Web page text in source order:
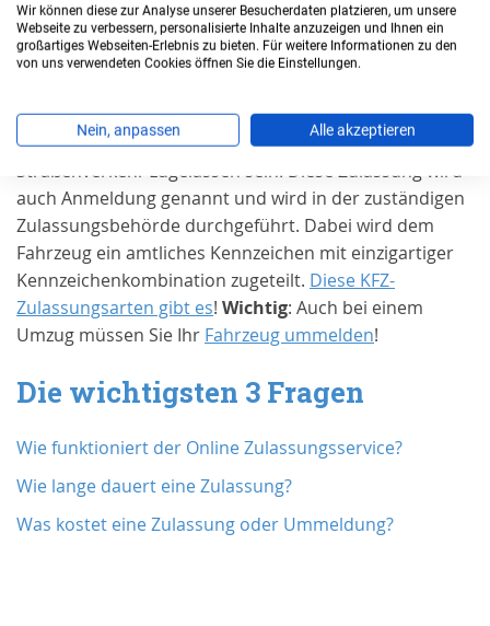
Wann benötigen Sie eine
Zulassung inErfurt, Stadt?
Grundsätzlich muss jedes Kraftfahrzeug und jeder
Anhänger für den Gebrauch im öffentlichen
Straßenverkehr zugelassen sein. Diese Zulassung wird
auch Anmeldung genannt und wird in der zuständigen
Zulassungsbehörde durchgeführt. Dabei wird dem
Fahrzeug ein amtliches Kennzeichen mit einzigartiger
Kennzeichenkombination zugeteilt. Diese KFZ-
Zulassungsarten gibt es! Wichtig: Auch bei einem
Umzug müssen Sie Ihr Fahrzeug ummelden!
Die wichtigsten 3 Fragen
Wie funktioniert der Online Zulassungsservice?
Wie lange dauert eine Zulassung?
Was kostet eine Zulassung oder Ummeldung?
Wir können diese zur Analyse unserer Besucherdaten platzieren, um unsere
Webseite zu verbessern, personalisierte Inhalte anzuzeigen und Ihnen ein
großartiges Webseiten-Erlebnis zu bieten. Für weitere Informationen zu den
von uns verwendeten Cookies öffnen Sie die Einstellungen.
Nein, anpassen Alle akzeptieren